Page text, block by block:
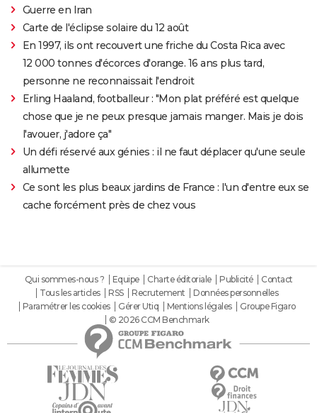
Guerre en Iran
Carte de l'éclipse solaire du 12 août
En 1997, ils ont recouvert une friche du Costa Rica avec
12 000 tonnes d'écorces d'orange. 16 ans plus tard,
personne ne reconnaissait l'endroit
Erling Haaland, footballeur : "Mon plat préféré est quelque
chose que je ne peux presque jamais manger. Mais je dois
l'avouer, j'adore ça"
Un défi réservé aux génies : il ne faut déplacer qu'une seule
allumette
Ce sont les plus beaux jardins de France : l'un d'entre eux se
cache forcément près de chez vous
Qui sommes-nous ? Equipe Charte éditoriale Publicité
Contact
Tous les articles
RSS Recrutement
Données personnelles
Paramétrer les cookies
Gérer Utiq Mentions légales
Groupe Figaro
© 2026 CCM Benchmark